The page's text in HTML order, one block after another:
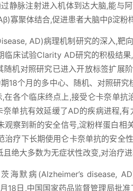
静脉注射进入机体到达大脑,能与
聚体结合,促进患者大脑中β淀粉样
AD)病理机制研究的深入,靶
临床试验Clarity AD研究的积极结
机对照研究已进入开放标签扩展
18个月的多中心、随机、对照研究
各个临床终点上,接受仑卡奈单抗
单抗有效延缓了AD的疾病进程,
察到新的安全信号,淀粉样蛋白相
疗下长期使用仑卡奈单抗的安全
绝大多数为无症状性改变,对治疗进
默病(Alzheimer’s disease,
18日,中国国家药品监督管理局批